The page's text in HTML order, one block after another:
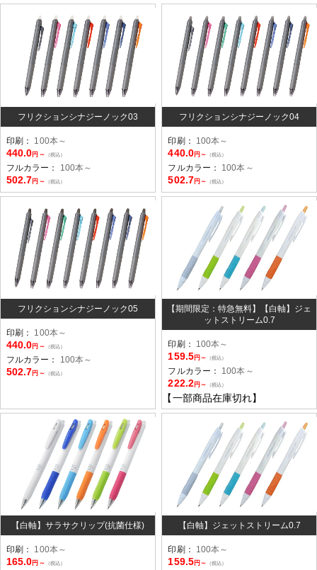
フリクションシナジーノック03
印刷： 100本～
440.0 円～ （税込）
フルカラー： 100本～
502.7 円～ （税込）
フリクションシナジーノック04
印刷： 100本～
440.0円～ （税込）
フルカラー： 100本～
502.7 円～ （税込）
フリクションシナジーノック05
印刷： 100本～
440.0 円～ （税込）
フルカラー： 100本～
502.7 円～ （税込）
【期間限定：特急無料】【白軸】ジェ
ットストリーム0.7
印刷： 100本～
159.5円～ （税込）
フルカラー： 100本～
222.2円～ （税込）
【一部商品在庫切れ】
【白軸】サラサクリップ(抗菌仕様)
印刷： 100本～
165.0 円～ （税込）
【白軸】ジェットストリーム0.7
印刷： 100本～
159.5円～ （税込）